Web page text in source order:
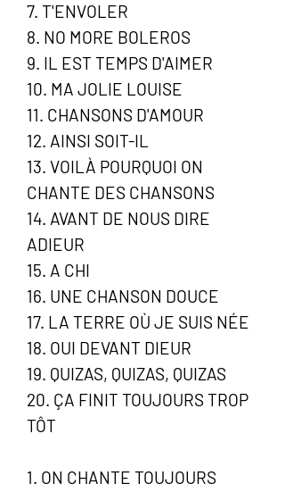
7. T'ENVOLER
8. NO MORE BOLEROS
9. IL EST TEMPS D'AIMER
10. MA JOLIE LOUISE
11. CHANSONS D'AMOUR
12. AINSI SOIT-IL
13. VOILÀ POURQUOI ON
CHANTE DES CHANSONS
14. AVANT DE NOUS DIRE
ADIEUR
15. A CHI
16. UNE CHANSON DOUCE
17. LA TERRE OÙ JE SUIS NÉE
18. OUI DEVANT DIEUR
19. QUIZAS, QUIZAS, QUIZAS
20. ÇA FINIT TOUJOURS TROP
TÔT
1. ON CHANTE TOUJOURS